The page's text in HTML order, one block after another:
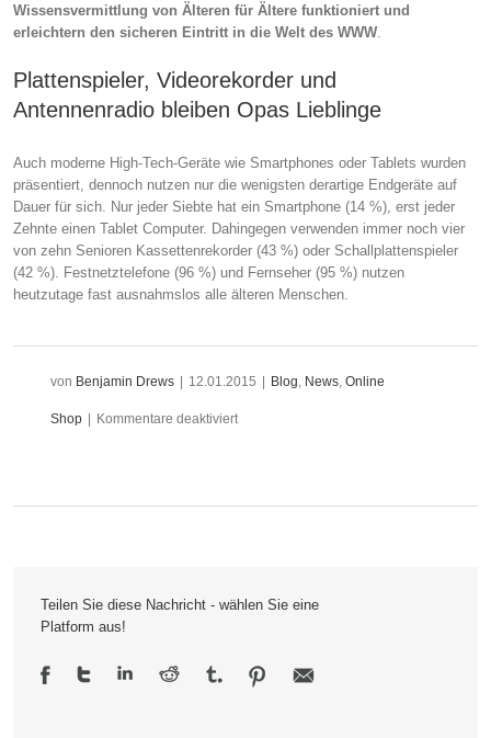
Wissensvermittlung von Älteren für Ältere funktioniert und
erleichtern den sicheren Eintritt in die Welt des WWW
Plattenspieler, Videorekorder und
Antennenradio bleiben Opas Lieblinge
Auch moderne High-Tech-Geräte wie Smartphones oder Tablets wurden
präsentiert, dennoch nutzen nur die wenigsten derartige Endgeräte auf
Dauer für sich. Nur jeder Siebte hat ein Smartphone (14 %), erst jeder
Zehnte einen Tablet Computer. Dahingegen verwenden immer noch vier
von zehn Senioren Kassettenrekorder (43 %) oder Schallplattenspieler
(42 %). Festnetztelefone (96 %) und Fernseher (95 %) nutzen
heutzutage fast ausnahmslos alle älteren Menschen.
von Benjamin Drews 12.01.2015 Blog, News, Online
Shop Kommentare deaktiviertfür
das
gelöscht
Teilen Sie diese Nachricht - wählen Sie eine
Platform aus!